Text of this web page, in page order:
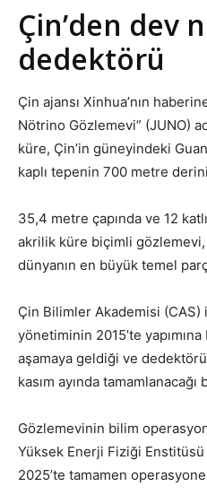
Çin’den dev
dedektörü
Çin ajansı Xinhua’nın
Nötrino Gözlemevi” (JUNO)
küre, Çin’in güneyindeki
kaplı tepenin 700 metre
35,4 metre çapında ve 12
akrilik küre biçimli gözlemevi,
dünyanın en büyük temel
Çin Bilimler Akademisi
yönetiminin 2015’te yapımına
aşamaya geldiği ve
kasım ayında
Gözlemevinin bilim
Yüksek Enerji Fiziği
2025’te tamamen